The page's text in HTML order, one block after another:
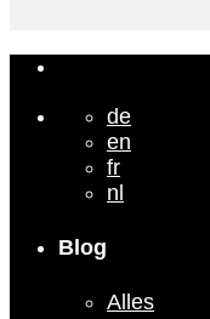
de
en
fr
nl
Blog
Alles